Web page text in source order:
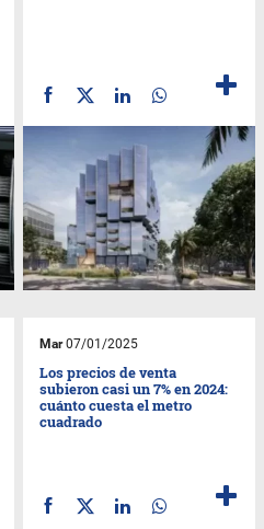
Mar07/01/2025
Los precios de venta
subieron casi un 7% en 2024:
cuánto cuesta el metro
cuadrado